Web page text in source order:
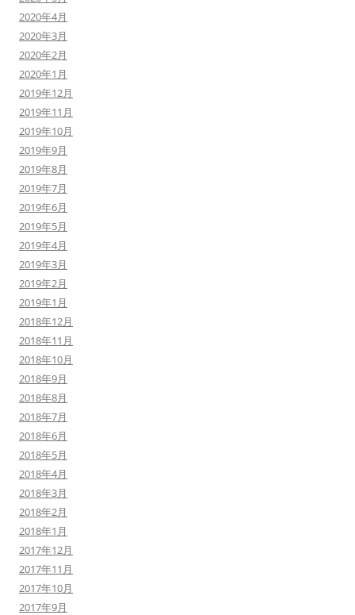
2020年4月
2020年3月
2020年2月
2020年1月
2019年12月
2019年11月
2019年10月
2019年9月
2019年8月
2019年7月
2019年6月
2019年5月
2019年4月
2019年3月
2019年2月
2019年1月
2018年12月
2018年11月
2018年10月
2018年9月
2018年8月
2018年7月
2018年6月
2018年5月
2018年4月
2018年3月
2018年2月
2018年1月
2017年12月
2017年11月
2017年10月
2017年9月